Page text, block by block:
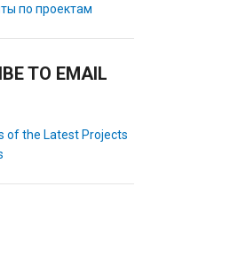
по проектам
TO EMAIL
of the Latest Projects